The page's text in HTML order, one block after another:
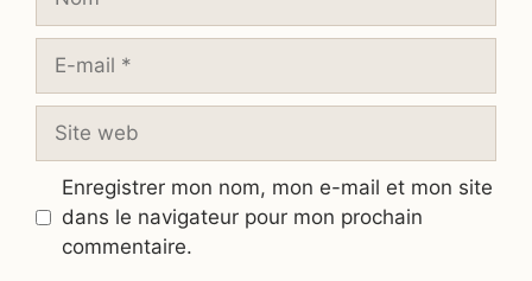
Site
Enregistrer mon nom, mon e-mail et mon site
dans le navigateur pour mon prochain
commentaire.